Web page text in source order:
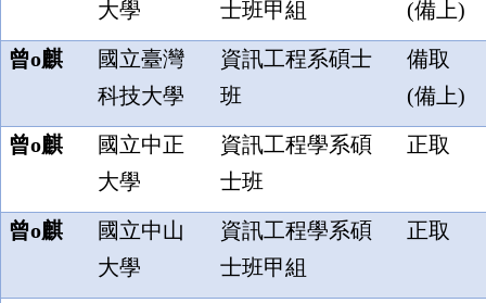
大學 士班甲組 (備上)
曾o麒
國立臺灣
科技大學
資訊工程系碩士
班
備取
(備上)
曾o麒
國立中正
大學
資訊工程學系碩
士班
正取
曾o麒
國立中山
大學
資訊工程學系碩
士班甲組
正取